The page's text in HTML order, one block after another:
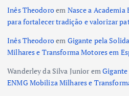
Inês Theodoroem Nasce a
para fortalecer tradição e valorizar
Inês Theodoroem Gigante pela
Milhares e Transforma Motores em
Wanderley da Silva Juniorem
ENMG Mobiliza Milhares e